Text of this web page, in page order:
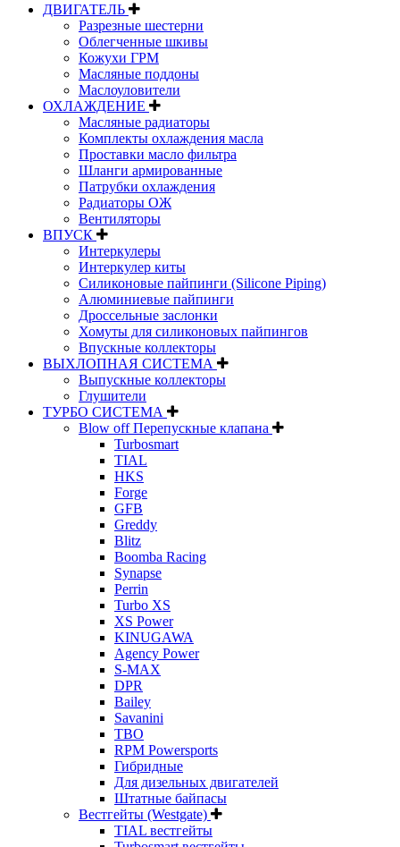
ДВИГАТЕЛЬ
Разрезные шестерни
Облегченные шкивы
Кожухи ГРМ
Масляные поддоны
Маслоуловители
ОХЛАЖДЕНИЕ
Масляные радиаторы
Комплекты охлаждения масла
Проставки масло фильтра
Шланги армированные
Патрубки охлаждения
Радиаторы ОЖ
Вентиляторы
ВПУСК
Интеркулеры
Интеркулер киты
Силиконовые пайпинги (Silicone Piping)
Алюминиевые пайпинги
Дроссельные заслонки
Хомуты для силиконовых пайпингов
Впускные коллекторы
ВЫХЛОПНАЯ СИСТЕМА
Выпускные коллекторы
Глушители
ТУРБО СИСТЕМА
Blow off Перепускные клапана
Turbosmart
TIAL
HKS
Forge
GFB
Greddy
Blitz
Boomba Racing
Synapse
Perrin
Turbo XS
XS Power
KINUGAWA
Agency Power
S-MAX
DPR
Bailey
Savanini
TBO
RPM Powersports
Гибридные
Для дизельных двигателей
Штатные байпасы
Вестгейты (Westgate)
TIAL вестгейты